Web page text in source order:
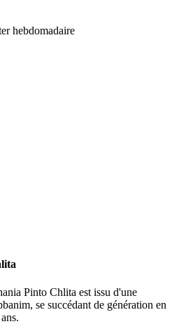
hebdomadaire
Pinto Chlita est issu d'une
se succédant de génération en